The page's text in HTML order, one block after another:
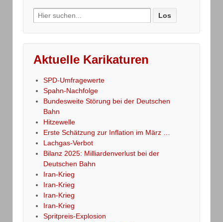
Search
for:
Aktuelle Karikaturen
SPD-Umfragewerte
Spahn-Nachfolge
Bundesweite Störung bei der Deutschen
Bahn
Hitzewelle
Erste Schätzung zur Inflation im März …
Lachgas-Verbot
Bilanz 2025: Milliardenverlust bei der
Deutschen Bahn
Iran-Krieg
Iran-Krieg
Iran-Krieg
Iran-Krieg
Spritpreis-Explosion